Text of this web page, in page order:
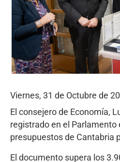
Viernes, 31 de Octubre de
El consejero de Economía,
registrado en el Parlamento
presupuestos de Cantabria
El documento supera los